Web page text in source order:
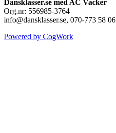
Dansklasser.se med AC Vacker
Org.nr: 556985-3764
info@dansklasser.se, 070-773 58 06
Powered by CogWork